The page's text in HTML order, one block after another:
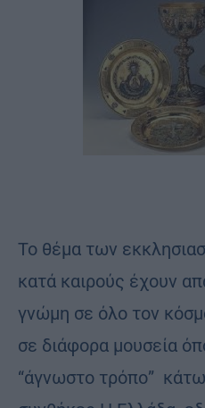
To θέμα των
κατά καιρούς έχουν
γνώμη σε όλο τον
σε διάφορα μουσεία
“άγνωστο τρόπο”